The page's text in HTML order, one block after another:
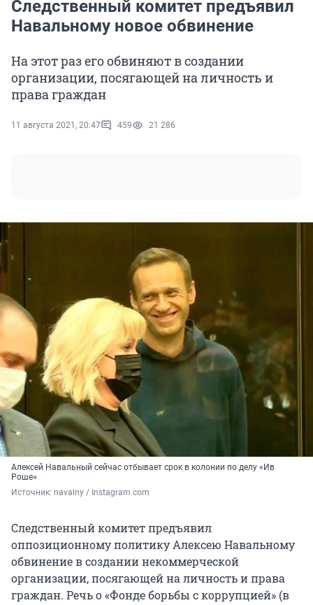
Следственный комитет предъявил
Навальному новое обвинение
На этот раз его обвиняют в создании
организации, посягающей на личность и
права граждан
11 августа 2021, 20:47 459 21 286
Алексей Навальный сейчас отбывает срок в колонии по делу «Ив
Роше»
Источник: navalny / Instagram.com
Следственный комитет предъявил
оппозиционному политику Алексею Навальному
обвинение в создании некоммерческой
организации, посягающей на личность и права
граждан. Речь о «Фонде борьбы с коррупцией» (в